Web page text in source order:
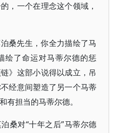
，一个在理念这个领域，
桑先生，你全力描绘了马
绘了命运对马蒂尔德的惩
》这部小说得以成立，吊
经意间塑造了另一个马蒂
有担当的马蒂尔德。
桑对“十年之后”马蒂尔德